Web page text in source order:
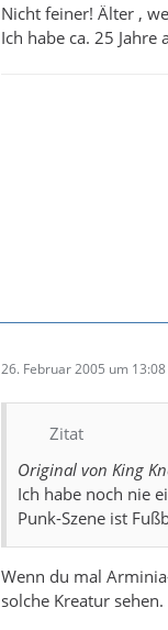
Nicht feiner! Älter ,
Ich habe ca. 25
26. Februar 2005 um 13:08
Zitat
Original von King
Ich habe noch nie
Punk-Szene ist
Wenn du mal
solche Kreatur sehen.